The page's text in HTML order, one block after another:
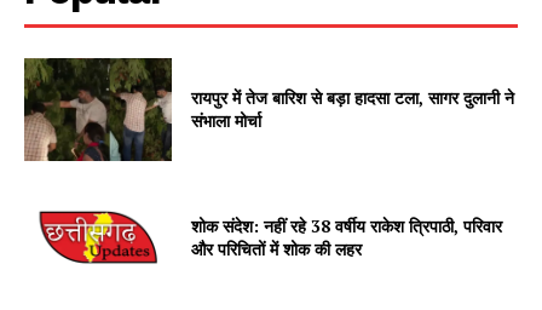
रायपुर में तेज बारिश से बड़ा हादसा टला, सागर दुलानी ने
संभाला मोर्चा
शोक संदेश: नहीं रहे 38 वर्षीय राकेश त्रिपाठी, परिवार
और परिचितों में शोक की लहर